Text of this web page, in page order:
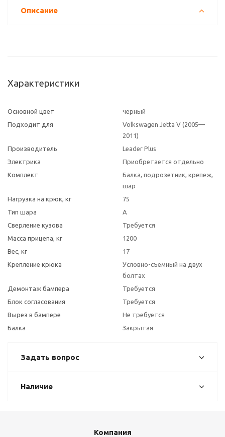
Описание
Характеристики
Основной цвет
черный
Подходит для
Volkswagen Jetta V (2005—
2011)
Производитель
Leader Plus
Электрика
Приобретается отдельно
Комплект
Балка, подрозетник, крепеж,
шар
Нагрузка на крюк, кг
75
Тип шара
A
Сверление кузова
Требуется
Масса прицепа, кг
1200
Вес, кг
17
Крепление крюка
Условно-съемный на двух
болтах
Демонтаж бампера
Требуется
Блок согласования
Требуется
Вырез в бампере
Не требуется
Балка
Закрытая
Задать вопрос
Наличие
Компания